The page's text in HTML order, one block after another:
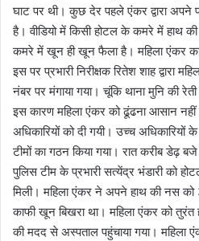
घाट पर थी। कुछ देर पहले एंकर द्वारा अपने
है। वीडियो में किसी होटल के कमरे में हाथ
कमरे में खून ही खून फैला है। महिला एंकर का
इस पर प्रभारी निरीक्षक रितेश शाह द्वारा
नंबर पर मंगाया गया। चूंकि थाना मुनि की
इस कारण महिला एंकर को ढूंढना आसान नहीं
अधिकारियों को दी गयी। उच्च
टीमों का गठन किया गया। रात करीब डेढ़
पुलिस टीम के प्रभारी सत्येंद्र भंडारी को
मिली। महिला एंकर ने अपने हाथ की नस
काफी खून बिखरा था। महिला एंकर को तुरंत
की मदद से अस्पताल पहुंचाया गया।